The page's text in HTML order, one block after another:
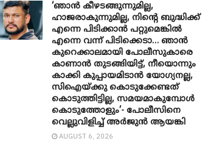
‘ഞാൻ കീഴടങ്ങുന്നുമില്ല,
ഹാജരാകുന്നുമില്ല, നിന്റെ ബുദ്ധിക്ക്
എന്നെ പിടിക്കാൻ പറ്റുമെങ്കിൽ
എന്നെ വന്ന് പിടിക്കെടാ… ഞാൻ
കുറെക്കാലമായി പോലീസുകാരെ
കാണാൻ തുടങ്ങിയിട്ട്, നീയൊന്നും
കാക്കി കുപ്പായമിടാൻ യോ​ഗ്യനല്ല,
സിഐയ്ക്കു കൊടുക്കേണ്ടത്
കൊടുത്തിട്ടില്ല, സമയമാകുമ്പോൾ
കൊടുത്തോളും’- പോലീസിനെ
വെല്ലുവിളിച്ച് അർജുൻ ആയങ്കി
AUGUST 6, 2026